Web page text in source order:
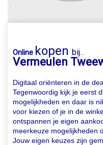
Online kopen bij
Vermeulen
Digitaal oriënteren in de
Tegenwoordig kijk je eerst
mogelijkheden en daar is
voor kiezen of je in de
ontspannen je eigen
meerkeuze mogelijkheden
Jouw eigen keuzes zijn